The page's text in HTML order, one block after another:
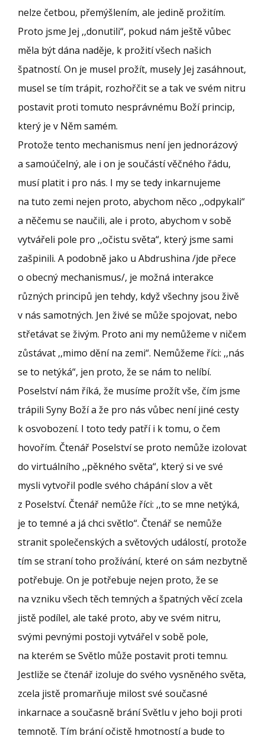
nelze četbou, přemýšlením, ale jedině prožitím.
Proto jsme Jej ,,donutili“, pokud nám ještě vůbec
měla být dána naděje, k prožití všech našich
špatností. On je musel prožít, musely Jej zasáhnout,
musel se tím trápit, rozhořčit se a tak ve svém nitru
postavit proti tomuto nesprávnému Boží princip,
který je v Něm samém.
Protože tento mechanismus není jen jednorázový
a samoúčelný, ale i on je součástí věčného řádu,
musí platit i pro nás. I my se tedy inkarnujeme
na tuto zemi nejen proto, abychom něco ,,odpykali“
a něčemu se naučili, ale i proto, abychom v sobě
vytvářeli pole pro ,,očistu světa“, který jsme sami
zašpinili. A podobně jako u Abdrushina /jde přece
o obecný mechanismus/, je možná interakce
různých principů jen tehdy, když všechny jsou živě
v nás samotných. Jen živé se může spojovat, nebo
střetávat se živým. Proto ani my nemůžeme v ničem
zůstávat ,,mimo dění na zemi“. Nemůžeme říci: ,,nás
se to netýká“, jen proto, že se nám to nelíbí.
Poselství nám říká, že musíme prožít vše, čím jsme
trápili Syny Boží a že pro nás vůbec není jiné cesty
k osvobození. I toto tedy patří i k tomu, o čem
hovořím. Čtenář Poselství se proto nemůže izolovat
do virtuálního ,,pěkného světa“, který si ve své
mysli vytvořil podle svého chápání slov a vět
z Poselství. Čtenář nemůže říci: ,,to se mne netýká,
je to temné a já chci světlo“. Čtenář se nemůže
stranit společenských a světových událostí, protože
tím se straní toho prožívání, které on sám nezbytně
potřebuje. On je potřebuje nejen proto, že se
na vzniku všech těch temných a špatných věcí zcela
jistě podílel, ale také proto, aby ve svém nitru,
svými pevnými postoji vytvářel v sobě pole,
na kterém se Světlo může postavit proti temnu.
Jestliže se čtenář izoluje do svého vysněného světa,
zcela jistě promarňuje milost své současné
inkarnace a současně brání Světlu v jeho boji proti
temnotě. Tím brání očistě hmotností a bude to